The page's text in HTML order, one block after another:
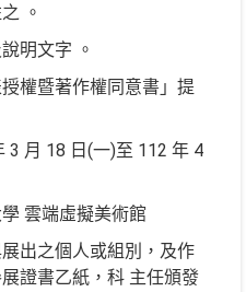
。
明文字 。
權暨著作權同意書」提
3 月 18 日(一)至 112 年 4
雲端虛擬美術館
出之個人或組別，及作
證書乙紙，科 主任頒發